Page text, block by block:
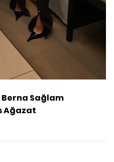
Berna Sağlam
Ağazat